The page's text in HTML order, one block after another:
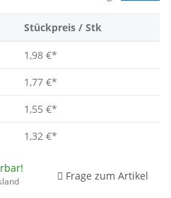
Stückpreis / Stk
1,98 €*
1,77 €*
1,55 €*
1,32 €*
Frage zum Artikel